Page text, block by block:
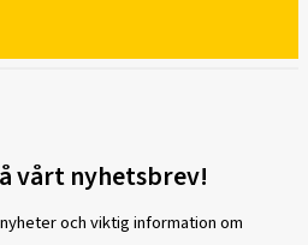
vårt nyhetsbrev!
och viktig information om